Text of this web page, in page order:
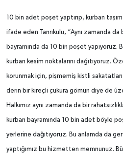
10 bin adet poşet yaptırıp, kurban
ifade eden Tanrıkulu, “Aynı zamanda
bayramında da 10 bin poşet yapıyoruz.
kurban kesim noktalarını dağıtıyoruz.
korunmak için, pişmemiş kistli
derin bir kireçli çukura gömün diye de
Halkımız aynı zamanda da bir
kurban bayramında 10 bin adet böyle
yerlerine dağıtıyoruz. Bu anlamda da
yaptığımız bu hizmetten memnunuz.